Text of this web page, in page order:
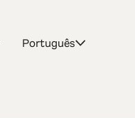
Português